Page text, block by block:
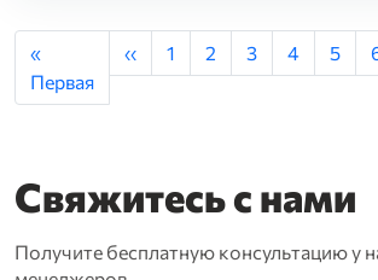
Нумерация страниц
Первая страница
«
Первая
Предыдущая страница
‹‹ Страница
1 Страница
2 Страница
3 Страница
4 5
Свяжитесь с нами
Получите бесплатную консультацию у